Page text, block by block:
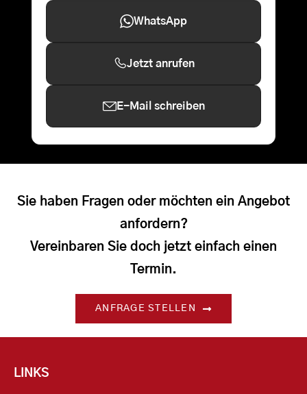
WhatsApp
Jetzt anrufen
E-Mail schreiben
Sie haben Fragen oder möchten ein Angebot
anfordern?
Vereinbaren Sie doch jetzt einfach einen
Termin.
ANFRAGE STELLEN
LINKS